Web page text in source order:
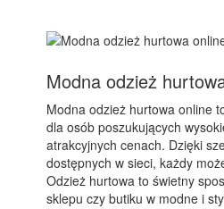
Modna odzież
Modna odzież hurtowa online
dla osób poszukujących
atrakcyjnych cenach. Dzięki
dostępnych w sieci, każdy
Odzież hurtowa to świetny
sklepu czy butiku w modne i